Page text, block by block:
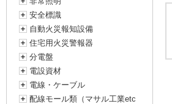
安全標識
自動火災報知設備
住宅用火災警報器
分電盤
電設資材
電線・ケーブル
配線モール類（マサル工業etc